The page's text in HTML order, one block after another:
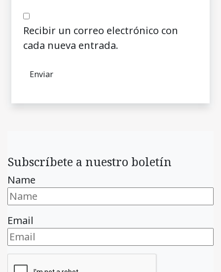
Recibir un correo electrónico con
cada nueva entrada.
Subscríbete a nuestro boletín
Name
Email